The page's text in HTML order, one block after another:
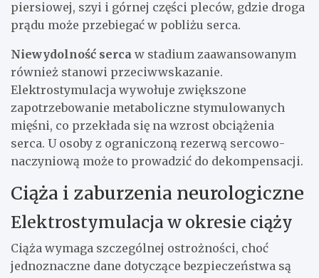
piersiowej, szyi i górnej części pleców, gdzie droga
prądu może przebiegać w pobliżu serca.
Niewydolność serca w stadium zaawansowanym
również stanowi przeciwwskazanie.
Elektrostymulacja wywołuje zwiększone
zapotrzebowanie metaboliczne stymulowanych
mięśni, co przekłada się na wzrost obciążenia
serca. U osoby z ograniczoną rezerwą sercowo-
naczyniową może to prowadzić do dekompensacji.
Ciąża i zaburzenia neurologiczne
Elektrostymulacja w okresie ciąży
Ciąża wymaga szczególnej ostrożności, choć
jednoznaczne dane dotyczące bezpieczeństwa są